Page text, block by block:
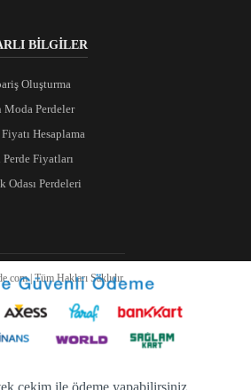
BİLGİLER
Oluşturma
Moda Perdeler
Fiyatı Hesaplama
Fiyatları
Odası Perdeleri
| Tüm Hakları Saklıdır.
çekim ile ödeme yapabilirsiniz